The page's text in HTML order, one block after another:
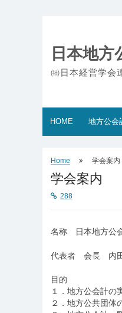
content日本地方
㈳日本経営学会
HOME 地方公会
Home 学会案内
学会案内
288
名称 日本地方公
代表者 会長 内田
目的
１．地方公会計の
２．地方公共団体